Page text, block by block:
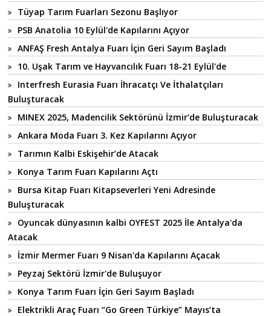
Tüyap Tarım Fuarları Sezonu Başlıyor
PSB Anatolia 10 Eylül'de Kapılarını Açıyor
ANFAŞ Fresh Antalya Fuarı İçin Geri Sayım Başladı
10. Uşak Tarım ve Hayvancılık Fuarı 18-21 Eylül'de
Interfresh Eurasia Fuarı İhracatçı Ve İthalatçıları
Buluşturacak
MINEX 2025, Madencilik Sektörünü İzmir’de Buluşturacak
Ankara Moda Fuarı 3. Kez Kapılarını Açıyor
Tarımın Kalbi Eskişehir’de Atacak
Konya Tarım Fuarı Kapılarını Açtı
Bursa Kitap Fuarı Kitapseverleri Yeni Adresinde
Buluşturacak
Oyuncak dünyasının kalbi OYFEST 2025 İle Antalya'da
Atacak
İzmir Mermer Fuarı 9 Nisan'da Kapılarını Açacak
Peyzaj Sektörü İzmir'de Buluşuyor
Konya Tarım Fuarı İçin Geri Sayım Başladı
Elektrikli Araç Fuarı “Go Green Türkiye” Mayıs’ta